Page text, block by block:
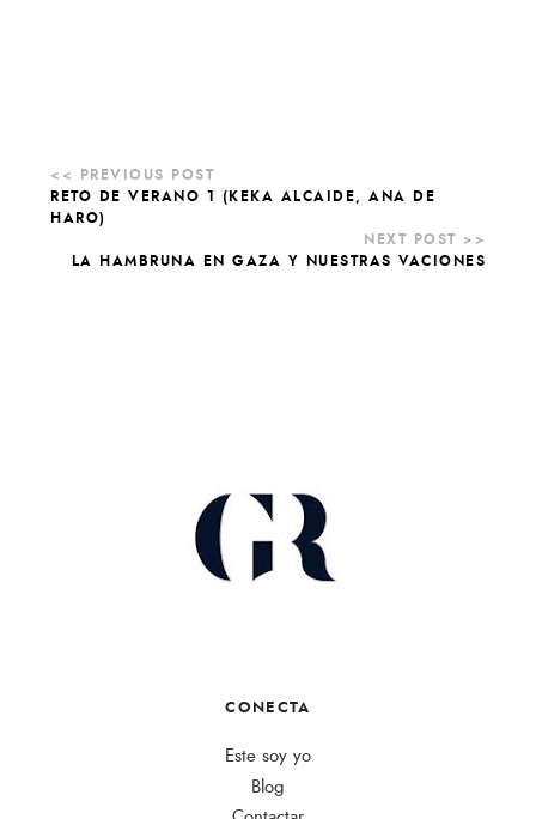
RETO DE VERANO 1 (KEKA ALCAIDE, ANA DE
HARO)
LA HAMBRUNA EN GAZA Y NUESTRAS VACIONES
CONECTA
Este soy yo
Blog